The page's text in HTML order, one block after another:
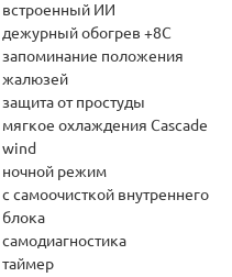
встроенный ИИ
дежурный обогрев +8С
запоминание положения
жалюзей
защита от простуды
мягкое охлаждения Cascade
wind
ночной режим
с самоочисткой внутреннего
блока
самодиагностика
таймер